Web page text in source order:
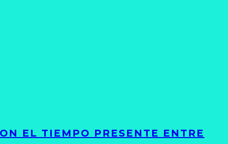
EL TIEMPO PRESENTE ENTRE